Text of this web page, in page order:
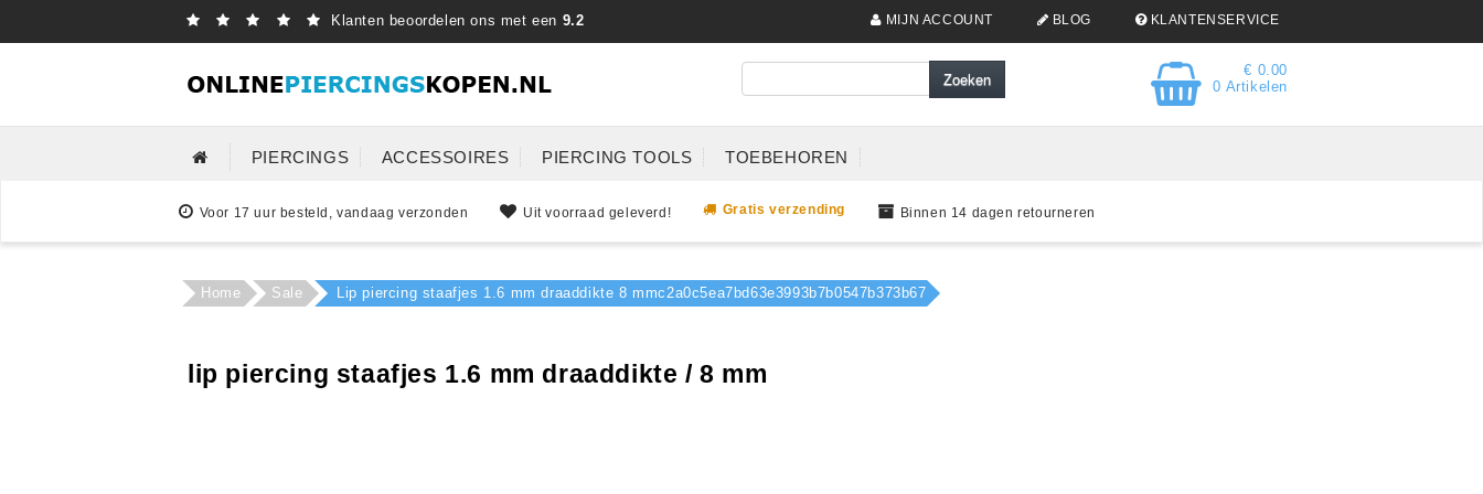
Klanten beoordelen ons met een 9.2 MIJN ACCOUNT BLOG KLANTENSERVICE
€ 0.00
0 Artikelen
PIERCINGS ACCESSOIRES PIERCING TOOLS TOEBEHOREN
Voor 17 uur besteld, vandaag verzonden Uit voorraad geleverd! Gratis verzending Binnen 14 dagen retourneren
Home Sale Lip piercing staafjes 1.6 mm draaddikte 8 mmc2a0c5ea7bd63e3993b7b0547b373b67
lip piercing staafjes 1.6 mm draaddikte / 8 mm